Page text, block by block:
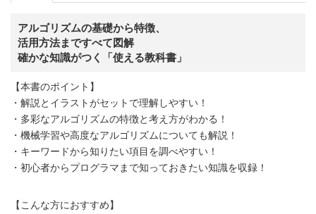
アルゴリズムの基礎から特徴、
活用方法まですべて図解
確かな知識がつく「使える教科書」
【本書のポイント】
・解説とイラストがセットで理解しやすい！
・多彩なアルゴリズムの特徴と考え方がわかる！
・機械学習や高度なアルゴリズムについても解説！
・キーワードから知りたい項目を調べやすい！
・初心者からプログラマまで知っておきたい知識を収録！
【こんな方におすすめ】